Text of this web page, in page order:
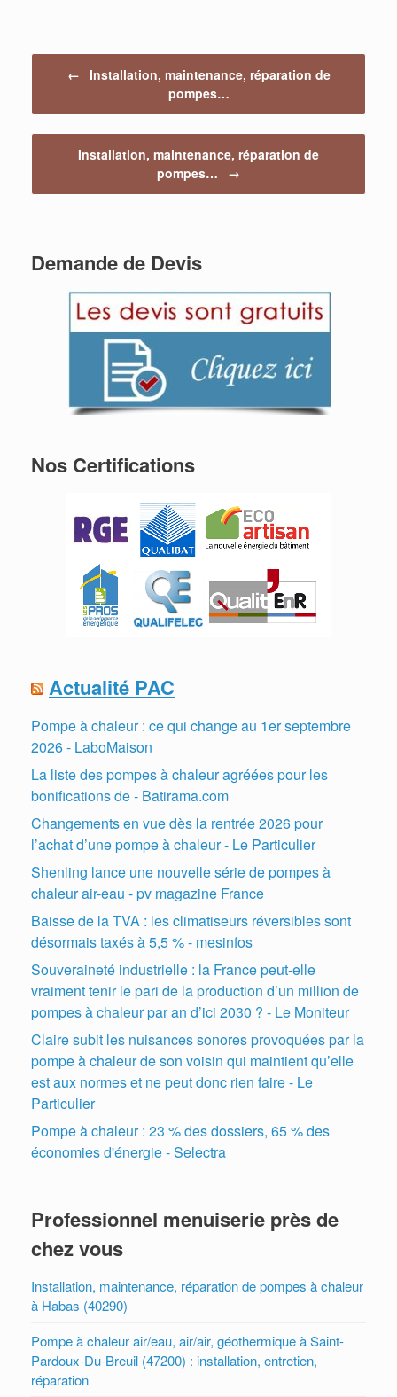
←
Installation, maintenance, réparation de
pompes…
Installation, maintenance, réparation de
pompes…
→
Demande de Devis
Nos Certifications
Actualité PAC
Pompe à chaleur : ce qui change au 1er septembre
2026 - LaboMaison
La liste des pompes à chaleur agréées pour les
bonifications de - Batirama.com
Changements en vue dès la rentrée 2026 pour
l’achat d’une pompe à chaleur - Le Particulier
Shenling lance une nouvelle série de pompes à
chaleur air-eau - pv magazine France
Baisse de la TVA : les climatiseurs réversibles sont
désormais taxés à 5,5 % - mesinfos
Souveraineté industrielle : la France peut-elle
vraiment tenir le pari de la production d’un million de
pompes à chaleur par an d’ici 2030 ? - Le Moniteur
Claire subit les nuisances sonores provoquées par la
pompe à chaleur de son voisin qui maintient qu’elle
est aux normes et ne peut donc rien faire - Le
Particulier
Pompe à chaleur : 23 % des dossiers, 65 % des
économies d'énergie - Selectra
Professionnel menuiserie près de
chez vous
Installation, maintenance, réparation de pompes à chaleur
à Habas (40290)
Pompe à chaleur air/eau, air/air, géothermique à Saint-
Pardoux-Du-Breuil (47200) : installation, entretien,
réparation